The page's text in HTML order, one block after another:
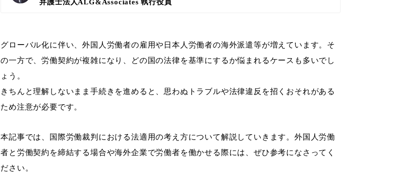
弁護士法人ALG&Associates執行役員
グローバル化に伴い、外国人労働者の雇用や日本人労働者の海外派遣等が増えています。そ
の一方で、労働契約が複雑になり、どの国の法律を基準にするか悩まれるケースも多いでし
ょう。
きちんと理解しないまま手続きを進めると、思わぬトラブルや法律違反を招くおそれがある
ため注意が必要です。
本記事では、国際労働裁判における法適用の考え方について解説していきます。外国人労働
者と労働契約を締結する場合や海外企業で労働者を働かせる際には、ぜひ参考になさってく
ださい。